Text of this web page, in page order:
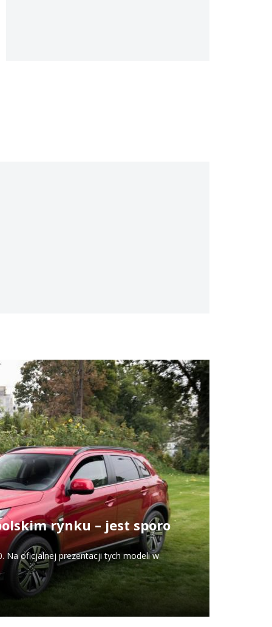
rynku – jest sporo
Na oficjalnej prezentacji tych modeli w